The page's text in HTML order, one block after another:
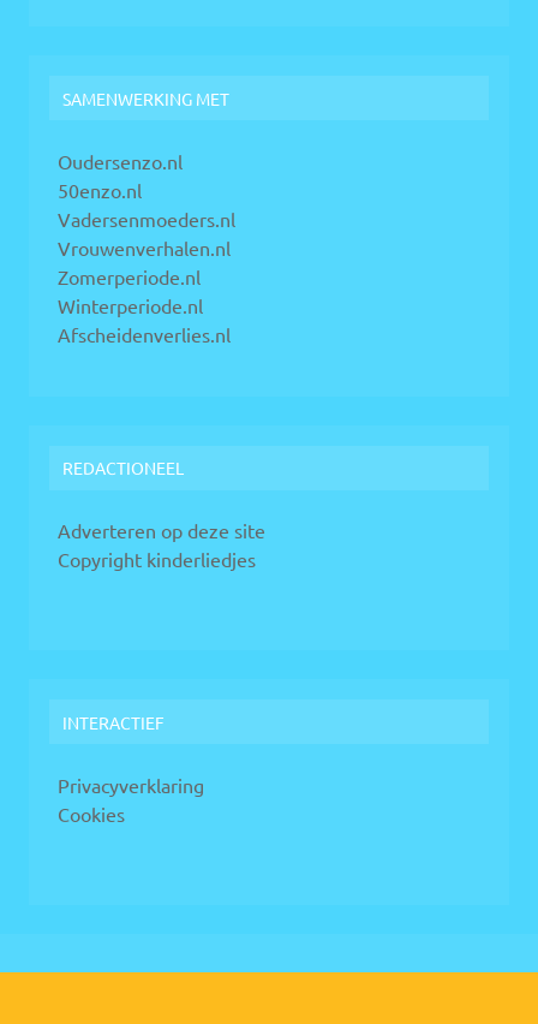
SAMENWERKING MET
Oudersenzo.nl
50enzo.nl
Vadersenmoeders.nl
Vrouwenverhalen.nl
Zomerperiode.nl
Winterperiode.nl
Afscheidenverlies.nl
REDACTIONEEL
Adverteren op deze site
Copyright kinderliedjes
INTERACTIEF
Privacyverklaring
Cookies